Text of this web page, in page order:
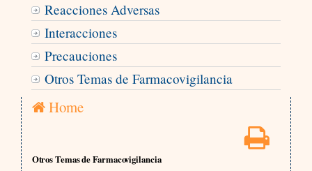
Reacciones Adversas
Interacciones
Precauciones
Otros Temas de Farmacovigilancia
Home
Otros Temas de Farmacovigilancia